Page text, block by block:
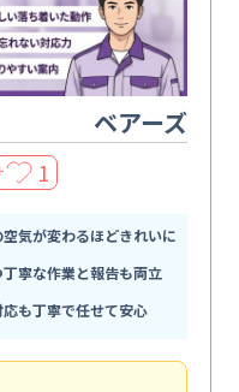
ベアーズ
1
気が変わるほどきれいに
寧な作業と報告も両立
も丁寧で任せて安心